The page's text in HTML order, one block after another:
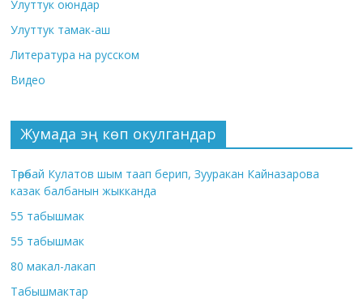
Улуттук оюндар
Улуттук тамак-аш
Литература на русском
Видео
Жумада эң көп окулгандар
Төрөбай Кулатов шым таап берип, Зууракан Кайназарова
казак балбанын жыкканда
55 табышмак
55 табышмак
80 макал-лакап
Табышмактар